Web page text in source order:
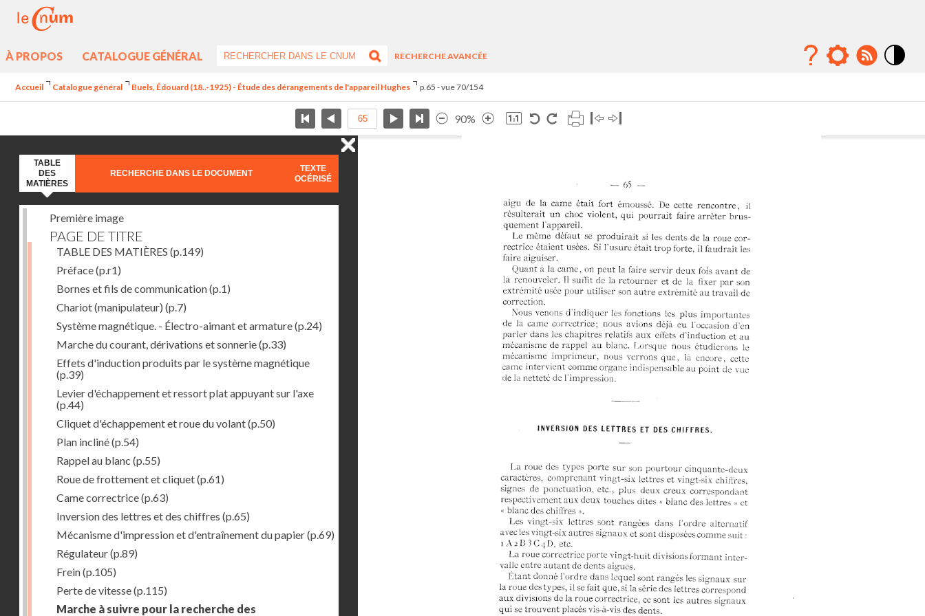
À PROPOS CATALOGUE GÉNÉRAL
RECHERCHE AVANCÉE
Accueil Catalogue général Buels, Édouard (18..-1925) - Étude des dérangements de l'appareil Hughes p.65 - vue 70/154
90%
TABLE
DES
MATIÈRES
RECHERCHE DANS LE DOCUMENT
TEXTE
OCÉRISÉ
Première image
PAGE DE TITRE
TABLE DES MATIÈRES (p.149)
Préface(p.r1)
Bornes et fils de communication(p.1)
Chariot (manipulateur) (p.7)
Système magnétique. - Électro-aimant et armature(p.24)
Marche du courant, dérivations et sonnerie(p.33)
Effets d'induction produits par le système magnétique
(p.39)
Levier d'échappement et ressort plat appuyant sur l'axe
(p.44)
Cliquet d'échappement et roue du volant(p.50)
Plan incliné(p.54)
Rappel au blanc (p.55)
Roue de frottement et cliquet(p.61)
Came correctrice(p.63)
Inversion des lettres et des chiffres (p.65)
Mécanisme d'impression et d'entraînement du papier(p.69)
Régulateur(p.89)
Frein(p.105)
Perte de vitesse(p.115)
Marche à suivre pour la recherche des